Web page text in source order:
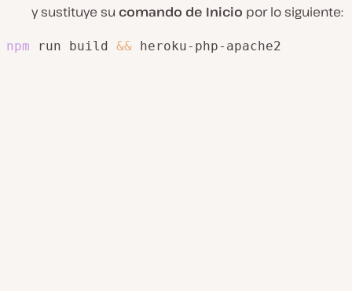
y sustituye su comando de Inicio por lo siguiente:
npm run build && heroku-php-apache2